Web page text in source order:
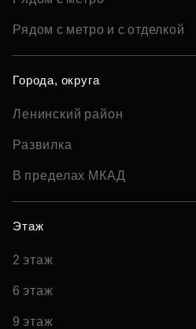
Рядом с метро и с отделкой
Города, округа
Ленинский район
Развилка
В пределах МКАД
Этаж
2 этаж
6 этаж
9 этаж